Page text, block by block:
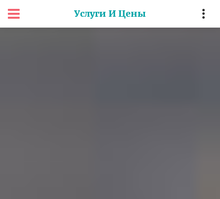
Услуги И Цены